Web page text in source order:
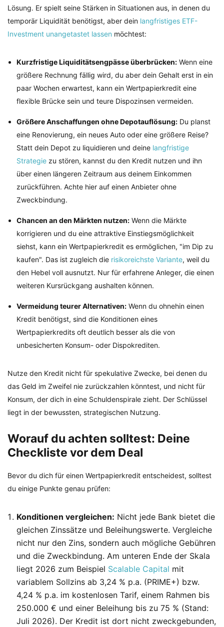
Lösung. Er spielt seine Stärken in Situationen aus, in denen du
temporär Liquidität benötigst, aber dein langfristiges ETF-
Investment unangetastet lassen möchtest:
Kurzfristige Liquiditätsengpässe überbrücken: Wenn eine
größere Rechnung fällig wird, du aber dein Gehalt erst in ein
paar Wochen erwartest, kann ein Wertpapierkredit eine
flexible Brücke sein und teure Dispozinsen vermeiden.
Größere Anschaffungen ohne Depotauflösung: Du planst
eine Renovierung, ein neues Auto oder eine größere Reise?
Statt dein Depot zu liquidieren und deine langfristige
Strategie zu stören, kannst du den Kredit nutzen und ihn
über einen längeren Zeitraum aus deinem Einkommen
zurückführen. Achte hier auf einen Anbieter ohne
Zweckbindung.
Chancen an den Märkten nutzen: Wenn die Märkte
korrigieren und du eine attraktive Einstiegsmöglichkeit
siehst, kann ein Wertpapierkredit es ermöglichen, "im Dip zu
kaufen". Das ist zugleich die risikoreichste Variante, weil du
den Hebel voll ausnutzt. Nur für erfahrene Anleger, die einen
weiteren Kursrückgang aushalten können.
Vermeidung teurer Alternativen: Wenn du ohnehin einen
Kredit benötigst, sind die Konditionen eines
Wertpapierkredits oft deutlich besser als die von
unbesicherten Konsum- oder Dispokrediten.
Nutze den Kredit nicht für spekulative Zwecke, bei denen du
das Geld im Zweifel nie zurückzahlen könntest, und nicht für
Konsum, der dich in eine Schuldenspirale zieht. Der Schlüssel
liegt in der bewussten, strategischen Nutzung.
Worauf du achten solltest: Deine
Checkliste vor dem Deal
Bevor du dich für einen Wertpapierkredit entscheidest, solltest
du einige Punkte genau prüfen:
Konditionen vergleichen: Nicht jede Bank bietet die
gleichen Zinssätze und Beleihungswerte. Vergleiche
nicht nur den Zins, sondern auch mögliche Gebühren
und die Zweckbindung. Am unteren Ende der Skala
liegt 2026 zum Beispiel Scalable Capital mit
variablem Sollzins ab 3,24 % p.a. (PRIME+) bzw.
4,24 % p.a. im kostenlosen Tarif, einem Rahmen bis
250.000 € und einer Beleihung bis zu 75 % (Stand:
Juli 2026). Der Kredit ist dort nicht zweckgebunden,